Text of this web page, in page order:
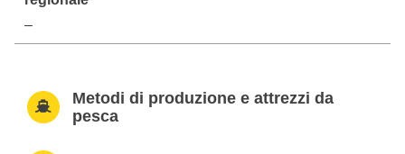
–
Metodi di produzione e attrezzi da
pesca